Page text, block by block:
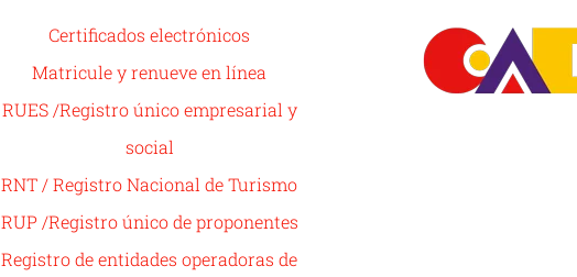
Certificados electrónicos
Matricule y renueve en línea
RUES /Registro único empresarial y
social
RNT / Registro Nacional de Turismo
RUP /Registro único de proponentes
Registro de entidades operadoras de